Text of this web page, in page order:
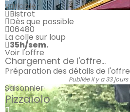
variable
Bistrot
Dès que possible
06480
La colle sur loup
35h/sem.
Voir l'offre
Chargement de l'offre...
Préparation des détails de l'offre
Publiée il y a 33 jours
Saisonnier
Pizzaïolo